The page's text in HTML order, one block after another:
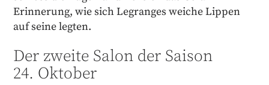
Erinnerung, wie sich Legranges weiche Lippen
auf seine legten.
Der zweite Salon der Saison
24. Oktober